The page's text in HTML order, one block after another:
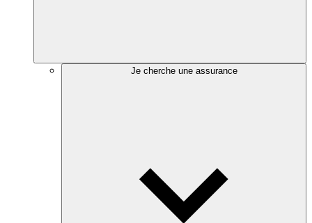
Je cherche une assurance